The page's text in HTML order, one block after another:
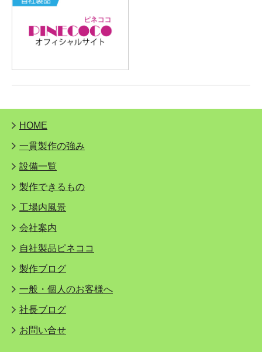
HOME
一貫製作の強み
設備一覧
製作できるもの
工場内風景
会社案内
自社製品ピネココ
製作ブログ
一般・個人のお客様へ
社長ブログ
お問い合せ